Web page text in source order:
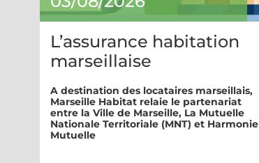
L’assurance habitation
marseillaise
A destination des locataires marseillais,
Marseille Habitat relaie le partenariat
entre la Ville de Marseille, La Mutuelle
Nationale Territoriale (MNT) et Harmonie
Mutuelle